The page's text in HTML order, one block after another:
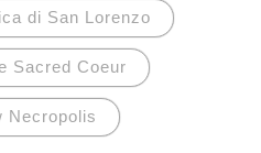
di San Lorenzo
Sacred Coeur
Necropolis